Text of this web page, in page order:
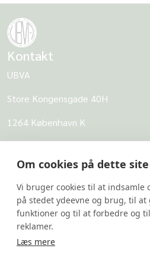
Om cookies på dette site
Vi bruger cookies til at indsamle
på stedet ydeevne og brug, til at
funktioner og til at forbedre og
reklamer.
Læs mere
Kontakt
UBVA
Store Kongensgade 40H
1264 København K
UBVA
Om UBVA
Persondatapolitik for UBVA
Disclaimer - Brug af hjemmesiden